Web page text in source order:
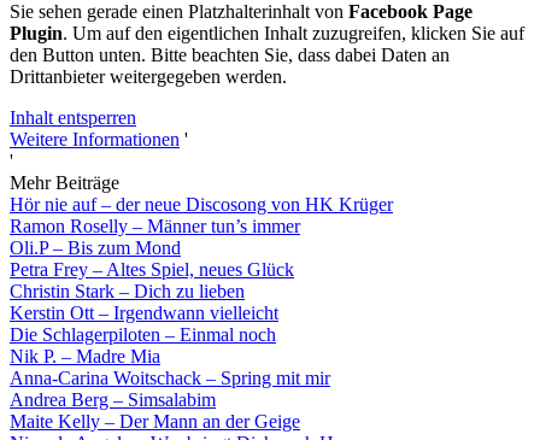
Sie sehen gerade einen Platzhalterinhalt von Facebook Page
Plugin. Um auf den eigentlichen Inhalt zuzugreifen, klicken Sie auf
den Button unten. Bitte beachten Sie, dass dabei Daten an
Drittanbieter weitergegeben werden.
Inhalt entsperren
Weitere Informationen '
'
Mehr Beiträge
Hör nie auf – der neue Discosong von HK Krüger
Ramon Roselly – Männer tun’s immer
Oli.P – Bis zum Mond
Petra Frey – Altes Spiel, neues Glück
Christin Stark – Dich zu lieben
Kerstin Ott – Irgendwann vielleicht
Die Schlagerpiloten – Einmal noch
Nik P. – Madre Mia
Anna-Carina Woitschack – Spring mit mir
Andrea Berg – Simsalabim
Maite Kelly – Der Mann an der Geige